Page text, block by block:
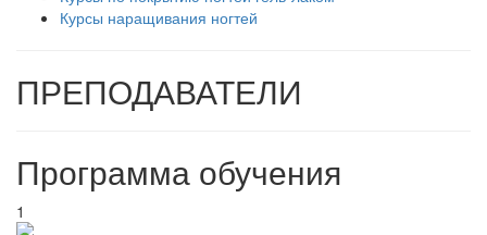
Курсы наращивания ногтей
ПРЕПОДАВАТЕЛИ
Программа обучения
1